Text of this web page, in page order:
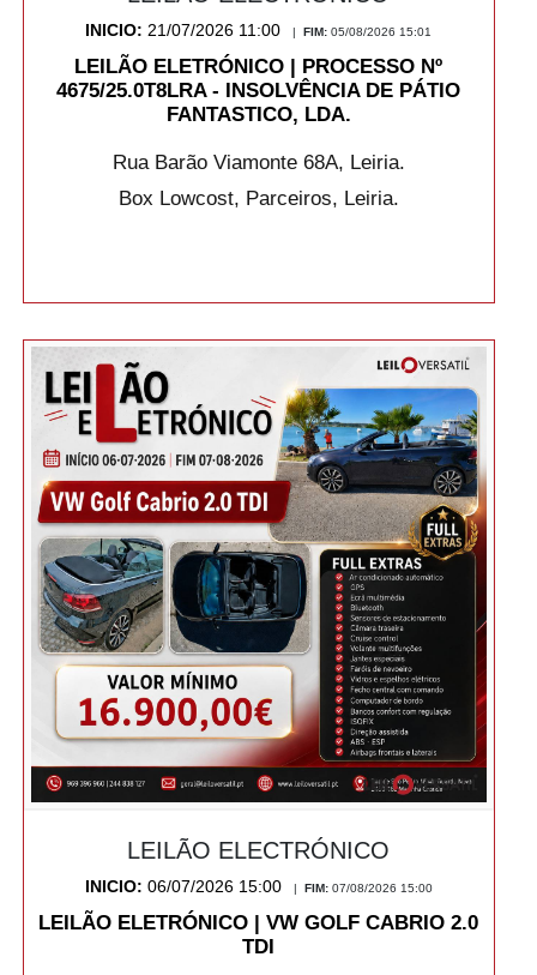
INICIO: 21/07/2026 11:00 |FIM:05/08/2026 15:01
LEILÃO ELETRÓNICO | PROCESSO Nº
4675/25.0T8LRA - INSOLVÊNCIA DE PÁTIO
FANTASTICO, LDA.
Rua Barão Viamonte 68A, Leiria.
Box Lowcost, Parceiros, Leiria.
LEILÃO ELECTRÓNICO
INICIO: 06/07/2026 15:00 | FIM: 07/08/2026 15:00
LEILÃO ELETRÓNICO | VW GOLF CABRIO 2.0
TDI